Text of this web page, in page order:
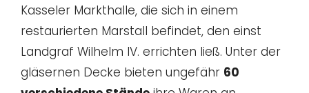
Kasseler Markthalle, die sich in einem
restaurierten Marstall befindet, den einst
Landgraf Wilhelm IV. errichten ließ. Unter der
gläsernen Decke bieten ungefähr 60